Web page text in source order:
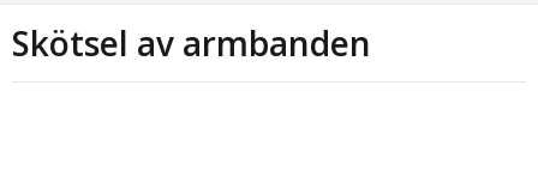
Skötsel av armbanden